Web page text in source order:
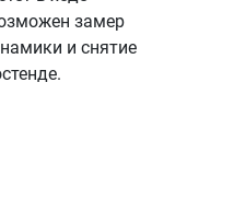
замер
и снятие